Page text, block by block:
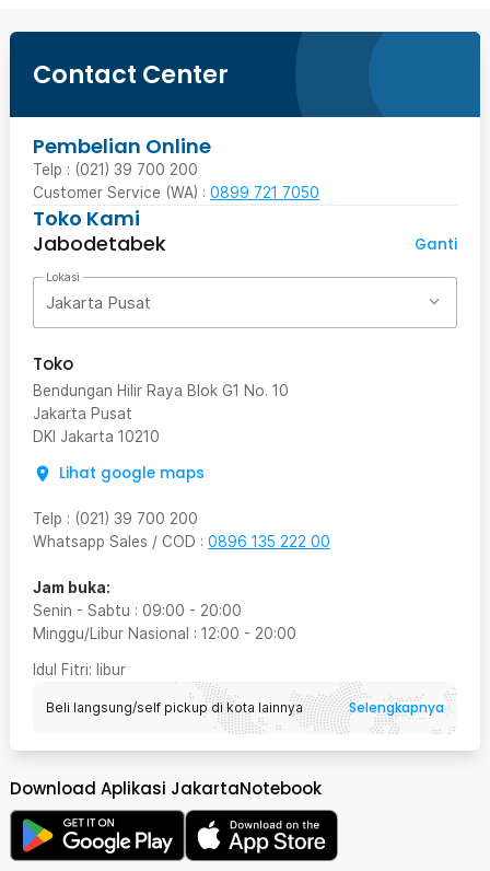
Contact Center
Pembelian Online
Telp : (021) 39 700 200
Customer Service (WA) : 0899 721 7050
Toko Kami
Jabodetabek
Ganti
Lokasi
Jakarta Pusat
Toko
Bendungan Hilir Raya Blok G1 No. 10
Jakarta Pusat
DKI Jakarta 10210
Lihat google maps
Telp : (021) 39 700 200
Whatsapp Sales / COD : 0896 135 222 00
Jam buka:
Senin - Sabtu : 09:00 - 20:00
Minggu/Libur Nasional : 12:00 - 20:00
Idul Fitri: libur
Beli langsung/self pickup di kota lainnya Selengkapnya
Download Aplikasi JakartaNotebook